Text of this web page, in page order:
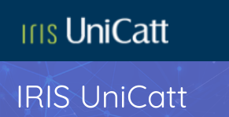
IRIS UniCatt